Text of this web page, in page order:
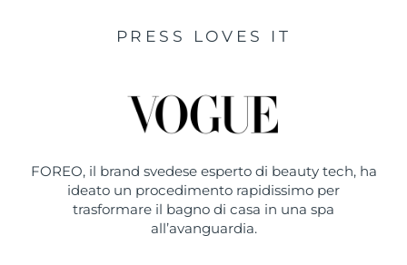
PRESS LOVES IT
FOREO, il brand svedese esperto di beauty tech, ha
ideato un procedimento rapidissimo per
trasformare il bagno di casa in una spa
all’avanguardia.